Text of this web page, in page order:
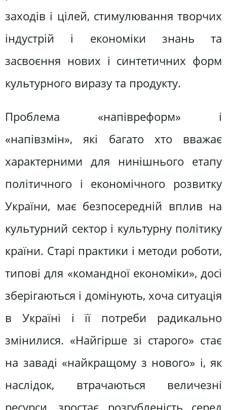
заходів і цілей, стимулювання творчих
індустрій і економіки знань та
засвоєння нових і синтетичних форм
культурного виразу та продукту.
Проблема «напівреформ» і
«напівзмін», які багато хто вважає
характерними для нинішнього етапу
політичного і економічного розвитку
України, має безпосередній вплив на
культурний сектор і культурну політику
країни. Старі практики і методи роботи,
типові для «командної економіки», досі
зберігаються і домінують, хоча ситуація
в Україні і її потреби радикально
змінилися. «Найгірше зі старого» стає
на заваді «найкращому з нового» і, як
наслідок, втрачаються величезні